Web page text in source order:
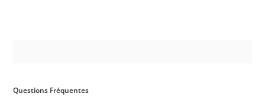
Questions Fréquentes